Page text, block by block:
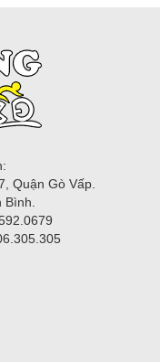
Quận Gò Vấp.